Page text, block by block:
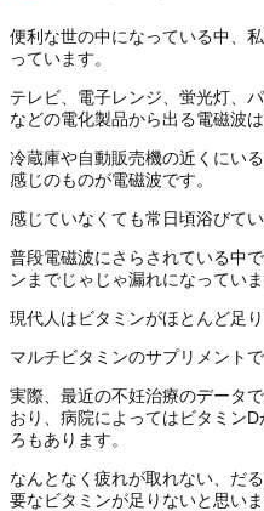
便利な世の中になっている中、
っています。
テレビ、電子レンジ、蛍光灯、
などの電化製品から出る電磁波
冷蔵庫や自動販売機の近くにい
感じのものが電磁波です。
感じていなくても常日頃浴びてい
普段電磁波にさらされている中
ンまでじゃじゃ漏れになっていま
現代人はビタミンがほとんど足
マルチビタミンのサプリメント
実際、最近の不妊治療のデータ
おり、病院によってはビタミン
ろもあります。
なんとなく疲れが取れない、だ
要なビタミンが足りないと思いま